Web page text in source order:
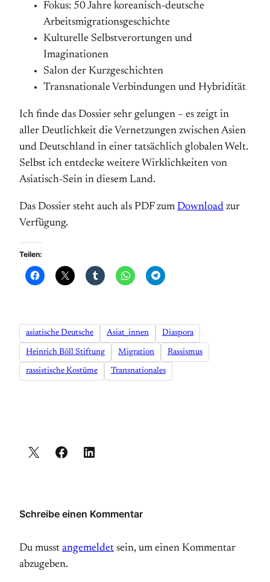
Fokus: 50 Jahre koreanisch-deutsche
Arbeitsmigrationsgeschichte
Kulturelle Selbstverortungen und
Imaginationen
Salon der Kurzgeschichten
Transnationale Verbindungen und Hybridität
Ich finde das Dossier sehr gelungen – es zeigt in
aller Deutlichkeit die Vernetzungen zwischen Asien
und Deutschland in einer tatsächlich globalen Welt.
Selbst ich entdecke weitere Wirklichkeiten von
Asiatisch-Sein in diesem Land.
Das Dossier steht auch als PDF zum Download zur
Verfügung.
Teilen:
asiatische Deutsche Asiat_innen Diaspora
Heinrich Böll Stiftung Migration Rassismus
rassistische Kostüme Transnationales
Schreibe einen Kommentar
Du musst angemeldet sein, um einen Kommentar
abzugeben.